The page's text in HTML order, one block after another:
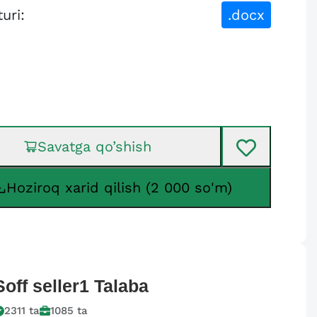
.docx
Savatga qo’shish
Hoziroq xarid qilish (2 000 so'm)
seller1 Talaba
2311 ta 1085 ta